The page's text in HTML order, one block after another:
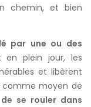
chemin, et bien
par une ou des
plein jour, les
et libèrent
comme moyen de
se rouler dans